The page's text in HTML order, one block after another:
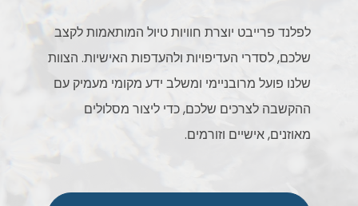
לפלנד פרייבט יוצרת חוויות טיול המותאמות לקצב
שלכם, לסדרי העדיפויות ולהעדפות האישיות. הצוות
שלנו פועל מרובניימי ומשלב ידע מקומי מעמיק עם
ההקשבה לצרכים שלכם, כדי ליצור מסלולים
מאוזנים, אישיים וזורמים.